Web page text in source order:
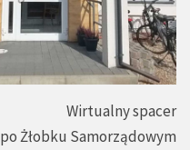
Wirtualny spacer
po Żłobku Samorządowym